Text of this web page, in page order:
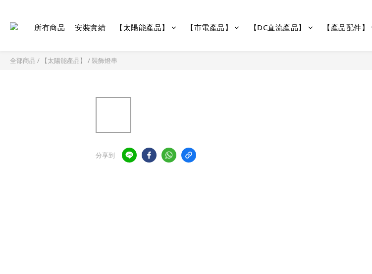
所有商品 安裝實績 【太陽能產品】 【市電產品】 【DC直流產品】 【產品配件】
全部商品 / 【太陽能產品】 / 裝飾燈串
分享到